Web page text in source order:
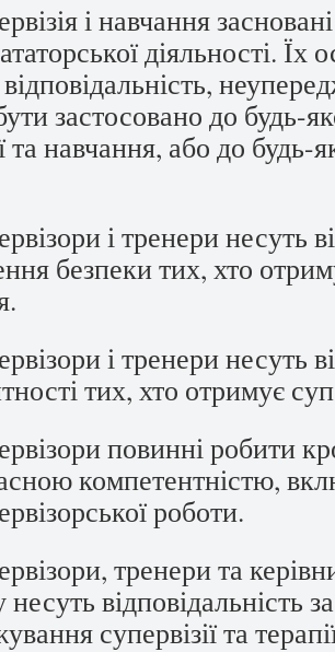
і навчання
діяльності. Їх
застосовано до будь-
та навчання, або до
і тренери несуть
безпеки тих, хто
і тренери несуть
тих, хто отримує
повинні робити
компетентністю,
роботи.
тренери та
несуть відповідальність
супервізії та